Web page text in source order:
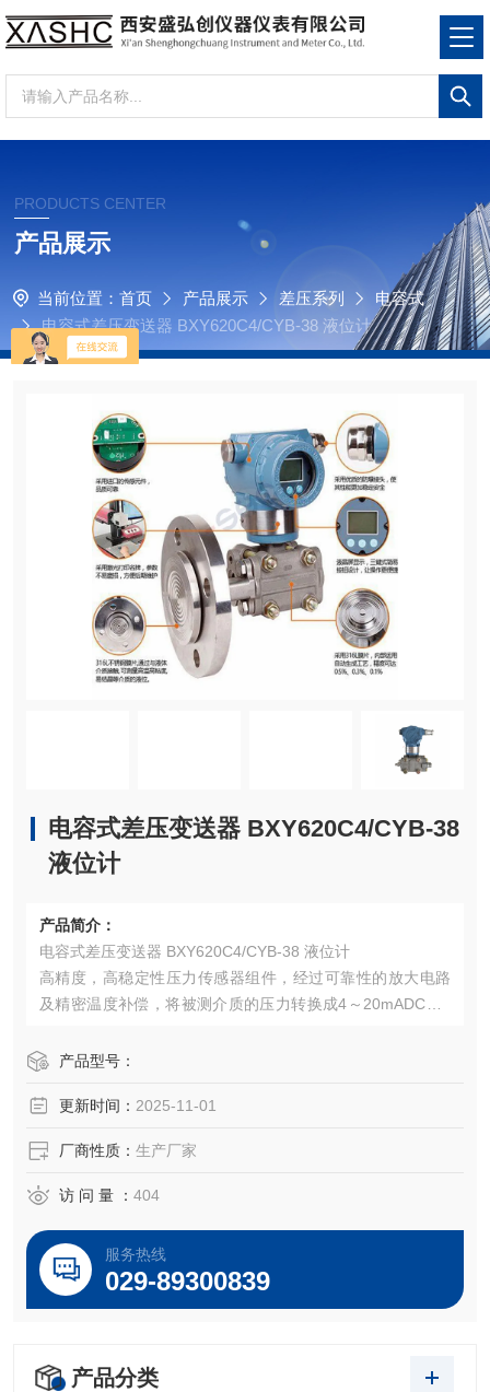
PRODUCTS CENTER
产品展示
当前位置： 首页 产品展示 差压系列
电容式
电容式差压变送器 BXY620C4/CYB-38 液位计
电容式差压变送器 BXY620C4/CYB-38
液位计
产品简介：
电容式差压变送器 BXY620C4/CYB-38 液位计
高精度，高稳定性压力传感器组件，经过可靠性的放大电路
及精密温度补偿，将被测介质的压力转换成4～20mADC、0
感器、封装技术以及*的装配工艺确保了该产品的优异质量和
产品型号：
更新时间： 2025-11-01
厂商性质： 生产厂家
访 问 量 ： 404
服务热线
029-89300839
产品分类